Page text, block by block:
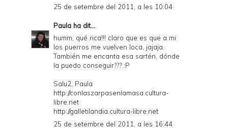
25 de setembre del 2011, a les 10:04
Paula ha dit...
humm, qué rica!!! claro que es que a mi
los puerros me vuelven loca, jajaja.
También me encanta esa sartén, dónde
la puedo conseguir??? :P
Salu2, Paula
http://conlaszarpasenlamasa.cultura-
libre.net
http://galletilandia.cultura-libre.net
25 de setembre del 2011, a les 16:44